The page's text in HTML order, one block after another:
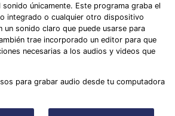
únicamente. Este programa graba el
integrado o cualquier otro dispositivo
un sonido claro que puede usarse para
trae incorporado un editor para que
necesarias a los audios y videos que
para grabar audio desde tu computadora